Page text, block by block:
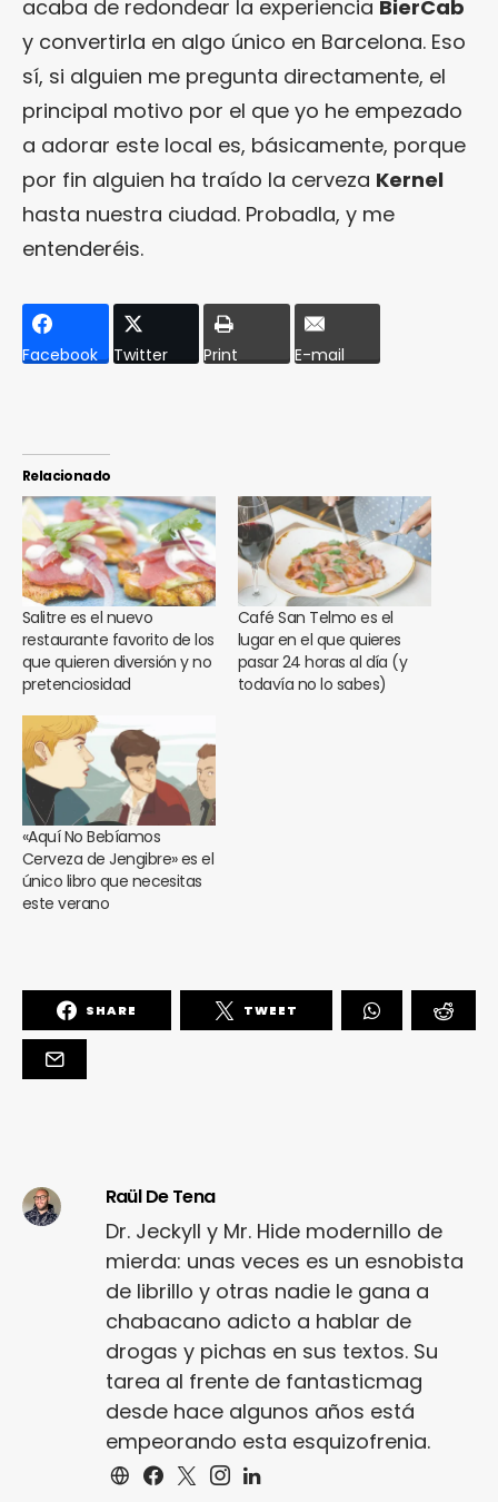
acaba de redondear la experiencia BierCab
y convertirla en algo único en Barcelona. Eso
sí, si alguien me pregunta directamente, el
principal motivo por el que yo he empezado
a adorar este local es, básicamente, porque
por fin alguien ha traído la cerveza Kernel
hasta nuestra ciudad. Probadla, y me
entenderéis.
Facebook Twitter Print E-mail
Relacionado
Salitre es el nuevo
restaurante favorito de los
que quieren diversión y no
pretenciosidad
Café San Telmo es el
lugar en el que quieres
pasar 24 horas al día (y
todavía no lo sabes)
«Aquí No Bebíamos
Cerveza de Jengibre» es el
único libro que necesitas
este verano
SHARE TWEET
Raül De Tena
Dr. Jeckyll y Mr. Hide modernillo de
mierda: unas veces es un esnobista
de librillo y otras nadie le gana a
chabacano adicto a hablar de
drogas y pichas en sus textos. Su
tarea al frente de fantasticmag
desde hace algunos años está
empeorando esta esquizofrenia.